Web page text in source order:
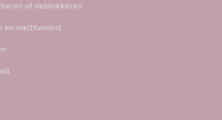
of deblokkeren
en wachtwoord